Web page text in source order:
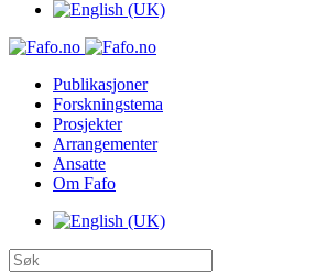
Publikasjoner
Forskningstema
Prosjekter
Arrangementer
Ansatte
Om Fafo